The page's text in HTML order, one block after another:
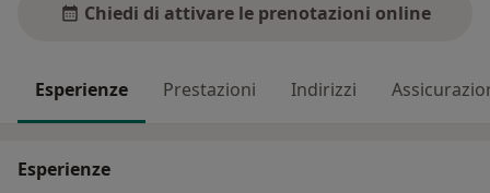
Chiedi di attivare le prenotazioni online
Esperienze Prestazioni Indirizzi
Esperienze